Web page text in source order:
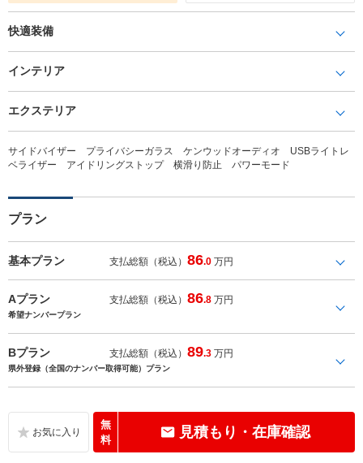
快適装備
インテリア
エクステリア
サイドバイザー プライバシーガラス ケンウッドオーディオ USBライトレ
ベライザー アイドリングストップ 横滑り防止 パワーモード
プラン
基本プラン 支払総額（税込）86.0 万円
Aプラン 支払総額（税込）86.8 万円
希望ナンバープラン
Bプラン 支払総額（税込）89.3 万円
県外登録（全国のナンバー取得可能）プラン
無
料
見積もり・在庫確認